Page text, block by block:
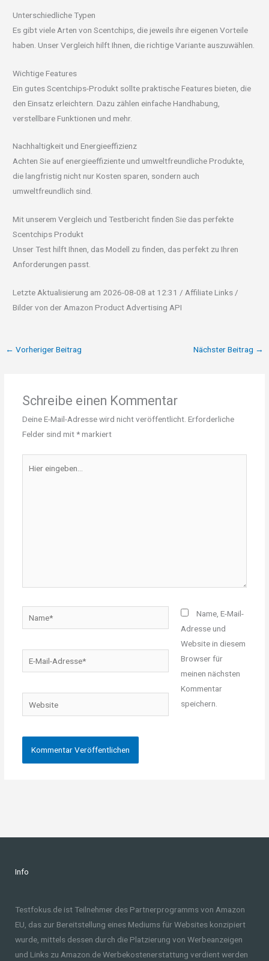
Unterschiedliche Typen
Es gibt viele Arten von Scentchips, die jeweils ihre eigenen Vorteile
haben. Unser Vergleich hilft Ihnen, die richtige Variante auszuwählen.
Wichtige Features
Ein gutes Scentchips-Produkt sollte praktische Features bieten, die
den Einsatz erleichtern. Dazu zählen einfache Handhabung,
verstellbare Funktionen und mehr.
Nachhaltigkeit und Energieeffizienz
Achten Sie auf energieeffiziente und umweltfreundliche Produkte,
die langfristig nicht nur Kosten sparen, sondern auch
umweltfreundlich sind.
Mit unserem Vergleich und Testbericht finden Sie das perfekte
Scentchips Produkt
Unser Test hilft Ihnen, das Modell zu finden, das perfekt zu Ihren
Anforderungen passt.
Letzte Aktualisierung am 2026-08-08 at 12:31 / Affiliate Links /
Bilder von der Amazon Product Advertising API
← Vorheriger Beitrag Nächster Beitrag →
Schreibe einen Kommentar
Deine E-Mail-Adresse wird nicht veröffentlicht. Erforderliche
Felder sind mit*markiert
eingeben…
Mail-
Website
Name, E-Mail-
Adresse und
Website in diesem
Browser für
meinen nächsten
Kommentar
speichern.
Info
Testfokus.de ist Teilnehmer des Partnerprogramms von Amazon
EU, das zur Bereitstellung eines Mediums für Websites konzipiert
wurde, mittels dessen durch die Platzierung von Werbeanzeigen
und Links zu Amazon.de Werbekostenerstattung verdient werden